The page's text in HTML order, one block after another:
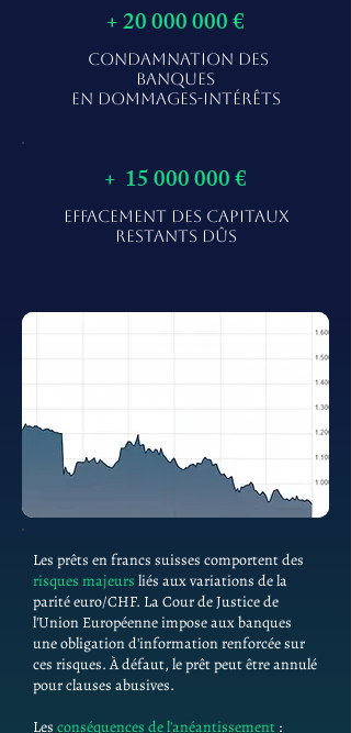
+20 000 000€
CONDAMNATION DES
BANQUES
EN DOMMAGES-INTÉRÊTS
+ 15 000 000€
EFFACEMENT DES CAPITAUX
RESTANTS DÛS
Les prêts en francs suisses comportent des
risques majeurs liés aux variations de la
parité euro/CHF. La Cour de Justice de
l'Union Européenne impose aux banques
une obligation d'information renforcée sur
ces risques. À défaut, le prêt peut être annulé
pour clauses abusives.
Les conséquences de l'anéantissement :